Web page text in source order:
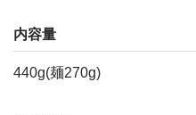
内容量
440g(麺270g)